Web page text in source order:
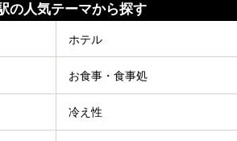
の人気テーマから探す
ホテル
お食事・食事処
冷え性